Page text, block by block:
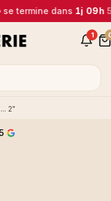
se termine dans1j 09h
1
2"